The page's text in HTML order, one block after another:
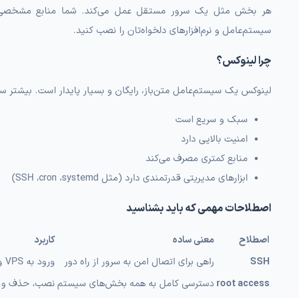
سیستم‌عامل و نرم‌افزارهای دلخواه‌تان را نصب کنید.
چرا لینوکس؟
لینوکس یک سیستم‌عامل متن‌باز، رایگان و بسیار پایدار است. بیشتر
سبک و سریع است
امنیت بالایی دارد
منابع کمتری مصرف می‌کند
ابزارهای مدیریتی قدرتمندی دارد (مثل SSH ،cron ،systemd)
اصطلاحات مهمی که باید بشناسید
اصطلاح معنی ساده
کاربرد
SSH
راهی برای اتصال امن به سرور از راه دور
ورود به VPS و اجرای دستورات
root access دسترسی کامل به همه بخش‌های سیستم نصب، حذف و